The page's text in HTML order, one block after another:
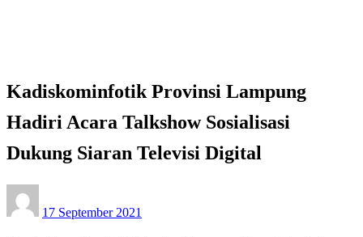
Kadiskominfotik Provinsi Lampung
Hadiri Acara Talkshow Sosialisasi
Dukung Siaran Televisi Digital
on
17 September 2021